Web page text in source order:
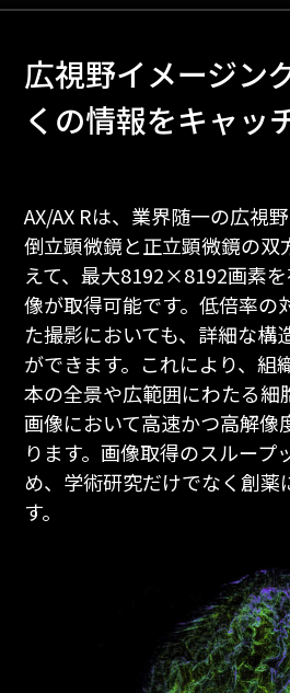
広視野イメージン
くの情報をキャッ
AX/AX Rは、業界随一の広視
倒立顕微鏡と正立顕微鏡の双
えて、最大8192×8192画素
像が取得可能です。低倍率の
た撮影においても、詳細な構
ができます。これにより、組
本の全景や広範囲にわたる細
画像において高速かつ高解像
ります。画像取得のスループ
め、学術研究だけでなく創薬
す。